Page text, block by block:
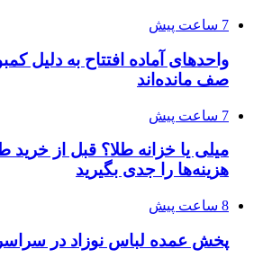
7 ساعت پیش
واحدهای آماده افتتاح به دلیل
صف مانده‌اند
7 ساعت پیش
میلی یا خزانه طلا؟ قبل از خرید
هزینه‌ها را جدی بگیرید
8 ساعت پیش
پخش عمده لباس نوزاد در سراسر